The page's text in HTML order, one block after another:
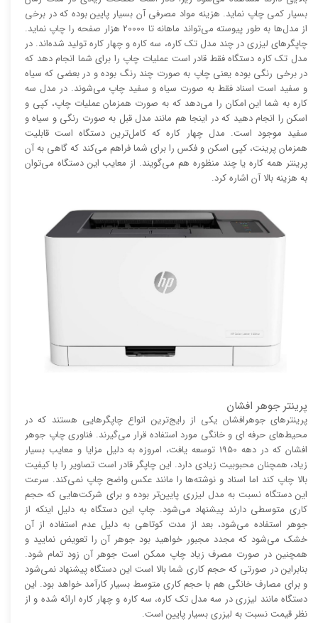
بسیار کمی چاپ نماید. هزینه مواد مصرفی آن بسیار پایین بوده که در برخی
از مدل‌ها به طور پیوسته می‌تواند ماهانه تا 20000 هزار صفحه را چاپ نماید.
چاپگر‌های لیزری در چند مدل تک کاره، سه کاره و چهار کاره تولید شده‌اند. در
مدل تک کاره دستگاه فقط قادر است عملیات چاپ را برای شما انجام دهد که
در برخی رنگی بوده یعنی چاپ به صورت چند رنگ بوده و در بعضی که سیاه
و سفید است اسناد فقط به صورت سیاه و سفید چاپ می‌شوند. در مدل سه
کاره به شما این امکان را می‌دهد که به صورت همزمان عملیات چاپ، کپی و
اسکن را انجام دهید که در اینجا هم مانند مدل قبل به صورت رنگی و سیاه و
سفید موجود است. مدل چهار کاره که کامل‌ترین دستگاه است قابلیت
همزمان پرینت، کپی اسکن و فکس را برای شما فراهم می‌کند که گاهی به آن
پرینتر همه کاره یا چند منظوره هم می‌گویند. از معایب این دستگاه می‌توان
به هزینه بالا آن اشاره کرد.
پرینتر جوهر افشان
پرینتر‌های جوهرافشان یکی از رایج‌ترین انواع چاپگر‌هایی هستند که در
محیط‌های حرفه ای و خانگی مورد استفاده قرار می‌گیرند. فناوری چاپ جوهر
افشان که در دهه 1950 توسعه یافت، امروزه به دلیل مزایا و معایب بسیار
زیاد، همچنان محبوبیت زیادی دارد. این چاپگر قادر است تصاویر را با کیفیت
بالا چاپ کند اما اسناد و نوشته‌ها را مانند عکس واضح چاپ نمی‌کند. سرعت
این دستگاه نسبت به مدل لیزری پایین‌تر بوده و برای شرکت‌هایی که حجم
کاری متوسطی دارند پیشنهاد می‌شود. چاپ این دستگاه به دلیل اینکه از
جوهر استفاده می‌شود، بعد از مدت کوتاهی به دلیل عدم استفاده از آن
خشک می‌شود که مجدد مجبور خواهید بود جوهر آن را تعویض نمایید و
همچنین در صورت مصرف زیاد چاپ ممکن است جوهر آن زود تمام شود.
بنابراین در صورتی که حجم کاری شما بالا است این دستگاه پیشنهاد نمی‌شود
و برای مصارف خانگی هم با حجم کاری متوسط بسیار کارآمد خواهد بود. این
دستگاه مانند لیزری در سه مدل تک کاره، سه کاره و چهار کاره ارائه شده و از
نظر قیمت نسبت به لیزری بسیار پایین است.